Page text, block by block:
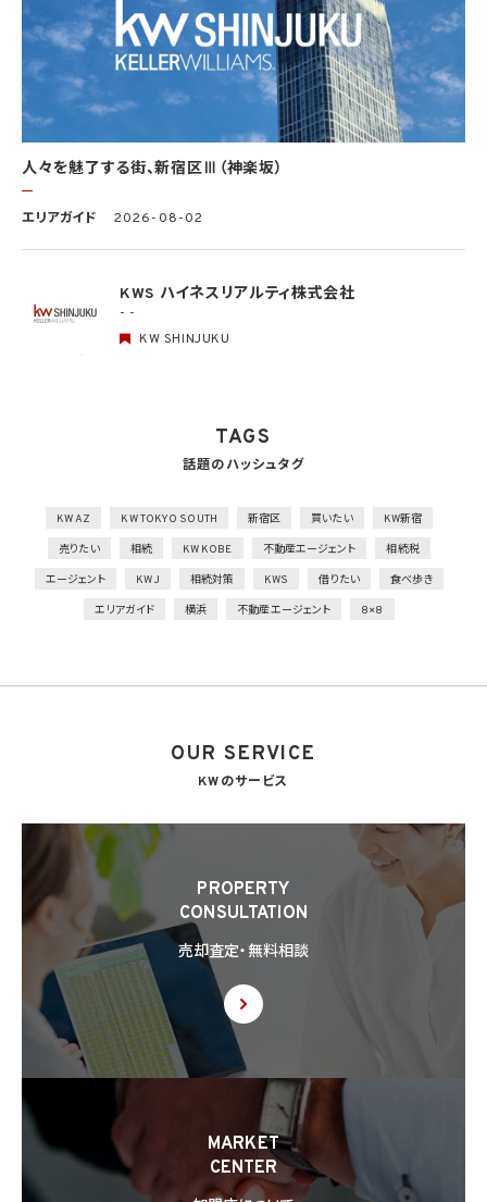
び苦情処理の窓口」等についての基本方針として、本プライバシーポリシーを策定
個人データの取扱いに係る規律の整備
取得、利用、保存、提供、削除・廃棄等の段階ごとに、取扱方法、責任者・担当者及びその
任務等について個人データの取扱規程を策定
組織的安全管理措置
1）個人データの取扱いに関する責任者を設置するとともに、個人データを取り扱う従業
者及び当該従業者が取り扱う個人データの範囲を明確化し、法や取扱規程に違反してい
部の者による監査を実施
1）個人データの取扱いに関する留意事項について、従業者に定期的な研修を実施
2）個人データについての秘密保持に関する事項を就業規則に記載
物理的安全管理措置
合、容易に個人データが判明しないよう措置を実施
2）個人データを取り扱う情報システムを外部からの不正アクセス又は不正ソフトウェア
外的環境の把握
全管理措置を実施
8.1 当社は、第4.1項各号のいずれかに該当する場合を除くほか、あらかじめ本人の同意を
(1) 利用目的の達成に必要な範囲内において個人情報の取扱いの全部又は一部を委託
することに伴って個人情報を提供する場合
(2) 合併その他の事由による事業の承継に伴って個人情報が提供される場合
(3) 第9項の定めに基づき共同利用する場合
8.2 第8.1項の定めにかかわらず、当社は、第4.1項各号のいずれかに該当する場合を除く
ほか、外国（個人情報保護法第28条に基づき個人情報保護委員会規則で指定される国
を除きます。）にある第三者（個人情報保護法第28条に基づき個人情報保護委員会規則
で指定される基準に適合する体制を整備している者を除きます。）に個人情報を提供する
場合には、あらかじめ外国にある第三者への提供を認める旨の本人の同意を得るもの
とします。
8.3 第8.2項に基づき外国にある第三者への提供につき本人の同意を得る場合、以下の
事項について本人に情報を提供するものとします。但し、第1号の事項が特定できない場
合、第1号及び第2号の事項に代えて、第1号の事項が特定できない旨及びその理由、並び
に当該事項に代わる本人に参考となるべき情報があれば当該情報を提供するものとし
ます。
(1) 当該外国の名称
(2) 当該外国における個人情報の保護に関する制度に関する情報
人々を魅了する街、新宿区Ⅲ（神楽坂）
エリアガイド 2026-08-02
KWS ハイネスリアルティ株式会社
- -
KW SHINJUKU
TAGS
話題のハッシュタグ
KW AZ KW TOKYO SOUTH 新宿区 買いたい KW新宿
売りたい 相続 KW KOBE 不動産エージェント 相続税
エージェント KWJ 相続対策 KWS 借りたい 食べ歩き
エリアガイド 横浜 不動産エージェント 8×8
OUR SERVICE
KWのサービス
PROPERTY
CONSULTATION
売却査定・無料相談
MARKET
CENTER